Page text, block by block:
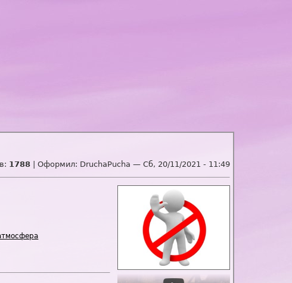
1788 | Оформил: DruchaPucha — Сб, 20/11/2021 - 11:49